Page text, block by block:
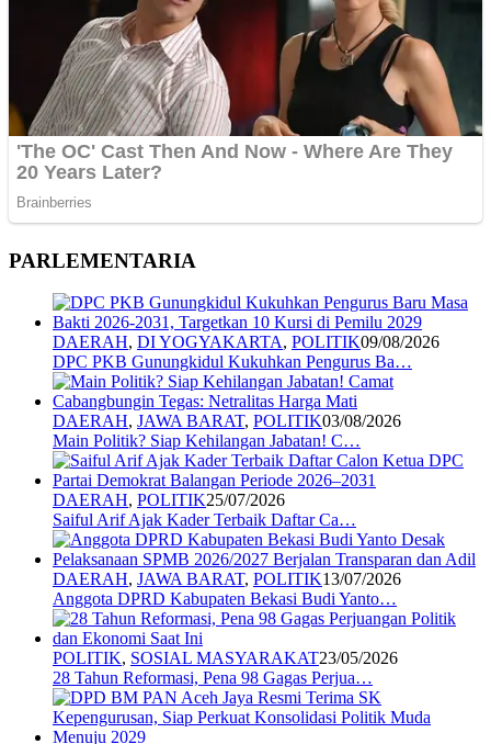
PARLEMENTARIA
DAERAH, DI YOGYAKARTA, POLITIK09/08/2026
DPC PKB Gunungkidul Kukuhkan Pengurus Ba…
DAERAH, JAWA BARAT, POLITIK03/08/2026
Main Politik? Siap Kehilangan Jabatan! C…
DAERAH, POLITIK25/07/2026
Saiful Arif Ajak Kader Terbaik Daftar Ca…
DAERAH, JAWA BARAT, POLITIK13/07/2026
Anggota DPRD Kabupaten Bekasi Budi Yanto…
POLITIK, SOSIAL MASYARAKAT23/05/2026
28 Tahun Reformasi, Pena 98 Gagas Perjua…